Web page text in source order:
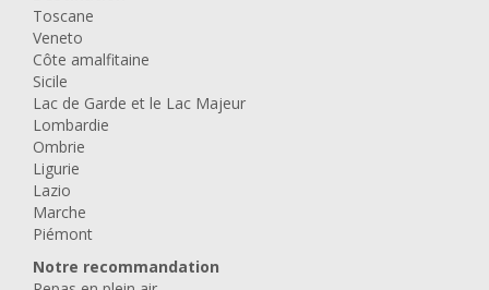
Toscane
Veneto
Côte amalfitaine
Sicile
Lac de Garde et le Lac Majeur
Lombardie
Ombrie
Ligurie
Lazio
Marche
Piémont
Notre recommandation